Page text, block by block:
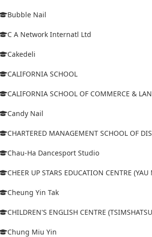
Bubble Nail
C A Network Internatl Ltd
Cakedeli
CALIFORNIA SCHOOL
CALIFORNIA SCHOOL OF COMMERCE &
Candy Nail
CHARTERED MANAGEMENT SCHOOL OF
Chau-Ha Dancesport Studio
CHEER UP STARS EDUCATION CENTRE
Cheung Yin Tak
CHILDREN'S ENGLISH CENTRE
Chung Miu Yin